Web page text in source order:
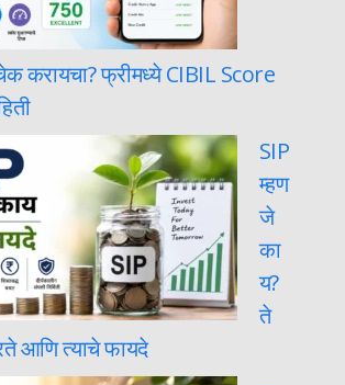
करायचा? फ्रीमध्ये CIBIL Score
SIP
म्हण
जे
का
य?
ते
आणि त्याचे फायदे